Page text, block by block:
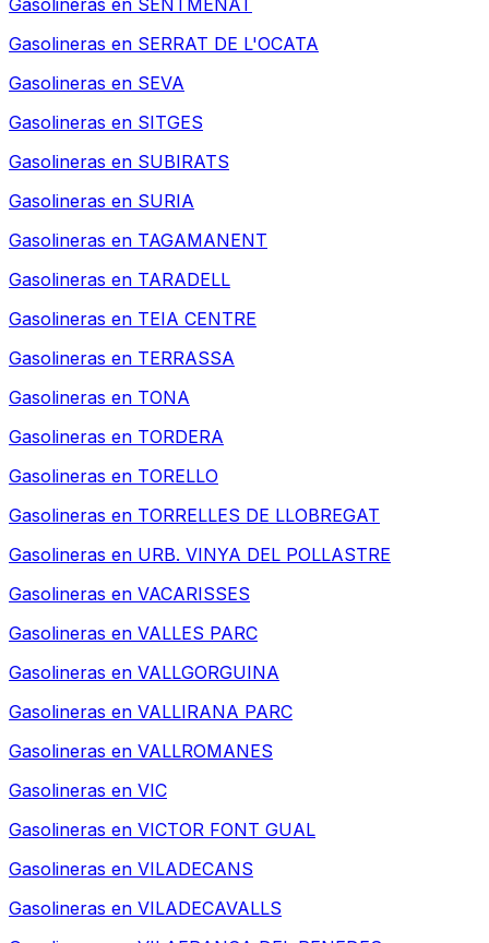
Gasolineras en SENTMENAT
Gasolineras en SERRAT DE L'OCATA
Gasolineras en SEVA
Gasolineras en SITGES
Gasolineras en SUBIRATS
Gasolineras en SURIA
Gasolineras en TAGAMANENT
Gasolineras en TARADELL
Gasolineras en TEIA CENTRE
Gasolineras en TERRASSA
Gasolineras en TONA
Gasolineras en TORDERA
Gasolineras en TORELLO
Gasolineras en TORRELLES DE LLOBREGAT
Gasolineras en URB. VINYA DEL POLLASTRE
Gasolineras en VACARISSES
Gasolineras en VALLES PARC
Gasolineras en VALLGORGUINA
Gasolineras en VALLIRANA PARC
Gasolineras en VALLROMANES
Gasolineras en VIC
Gasolineras en VICTOR FONT GUAL
Gasolineras en VILADECANS
Gasolineras en VILADECAVALLS